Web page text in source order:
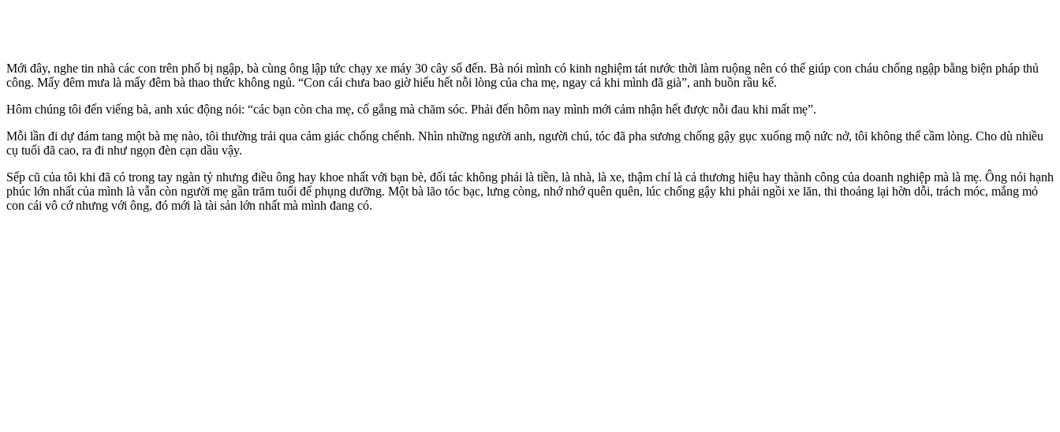
Mới đây, nghe tin nhà các con trên phố bị ngập, bà cùng ông lập tức chạy xe máy 30 cây số đến. Bà nói mình có kinh nghiệm tát nước thời làm ruộng nên có thể giúp con cháu chống ngập bằng biện pháp thủ
công. Mấy đêm mưa là mấy đêm bà thao thức không ngủ. “Con cái chưa bao giờ hiểu hết nỗi lòng của cha mẹ, ngay cả khi mình đã già”, anh buồn rầu kể.
Hôm chúng tôi đến viếng bà, anh xúc động nói: “các bạn còn cha mẹ, cố gắng mà chăm sóc. Phải đến hôm nay mình mới cảm nhận hết được nỗi đau khi mất mẹ”.
Mỗi lần đi dự đám tang một bà mẹ nào, tôi thường trải qua cảm giác chống chếnh. Nhìn những người anh, người chú, tóc đã pha sương chống gậy gục xuống mộ nức nở, tôi không thể cầm lòng. Cho dù nhiều
cụ tuổi đã cao, ra đi như ngọn đèn cạn dầu vậy.
Sếp cũ của tôi khi đã có trong tay ngàn tỷ nhưng điều ông hay khoe nhất với bạn bè, đối tác không phải là tiền, là nhà, là xe, thậm chí là cả thương hiệu hay thành công của doanh nghiệp mà là mẹ. Ông nói hạnh
phúc lớn nhất của mình là vẫn còn người mẹ gần trăm tuổi để phụng dưỡng. Một bà lão tóc bạc, lưng còng, nhớ nhớ quên quên, lúc chống gậy khi phải ngồi xe lăn, thi thoảng lại hờn dỗi, trách móc, mắng mỏ
con cái vô cớ nhưng với ông, đó mới là tài sản lớn nhất mà mình đang có.